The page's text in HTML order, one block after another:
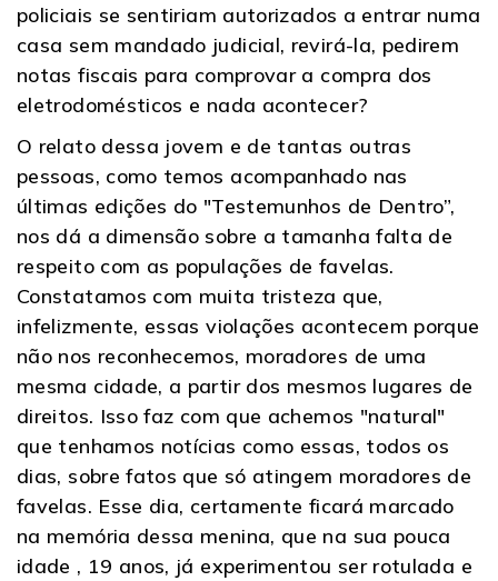
policiais se sentiriam autorizados a entrar numa
casa sem mandado judicial, revirá-la, pedirem
notas fiscais para comprovar a compra dos
eletrodomésticos e nada acontecer?
O relato dessa jovem e de tantas outras
pessoas, como temos acompanhado nas
últimas edições do "Testemunhos de Dentro”,
nos dá a dimensão sobre a tamanha falta de
respeito com as populações de favelas.
Constatamos com muita tristeza que,
infelizmente, essas violações acontecem porque
não nos reconhecemos, moradores de uma
mesma cidade, a partir dos mesmos lugares de
direitos. Isso faz com que achemos "natural"
que tenhamos notícias como essas, todos os
dias, sobre fatos que só atingem moradores de
favelas. Esse dia, certamente ficará marcado
na memória dessa menina, que na sua pouca
idade , 19 anos, já experimentou ser rotulada e